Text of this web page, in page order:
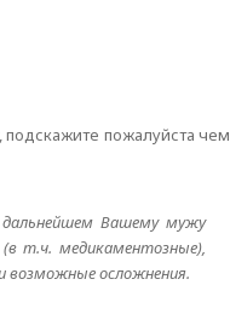
подскажите пожалуйста чем
дальнейшем Вашему мужу
(в т.ч. медикаментозные),
возможные осложнения.